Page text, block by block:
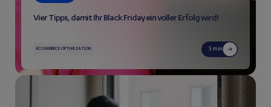
Vier Tipps, damit Ihr Black Friday ein voller Erfolg wird!
ECOMMERCE OPTIMIZATION 5 min